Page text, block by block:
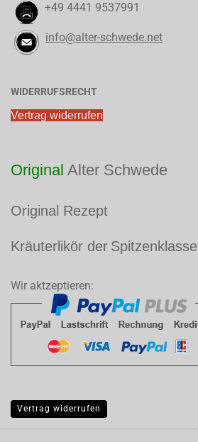
+49 4441 9537991
info@alter-schwede.net
WIDERRUFSRECHT
Vertrag widerrufen
Original Alter Schwede
​Original Rezept
Kräuterlikör der Spitzenklasse
Wir aktzeptieren:
Vertrag widerrufen